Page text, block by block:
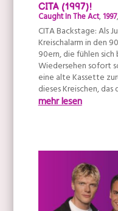
CITA (1997)!
Caught In The Act,1997,
CITA Backstage: Als
Kreischalarm in den
90ern, die fühlen
Wiedersehen sofort
eine alte Kassette
dieses Kreischen, das
mehr lesen